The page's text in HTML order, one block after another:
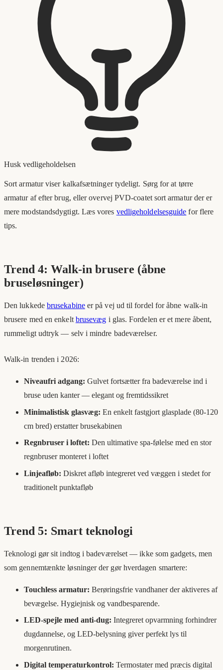
Husk vedligeholdelsen
Sort armatur viser kalkafsætninger tydeligt. Sørg for at tørre
armatur af efter brug, eller overvej PVD-coatet sort armatur der er
mere modstandsdygtigt. Læs vores vedligeholdelsesguide for flere
tips.
Trend 4: Walk-in brusere (åbne
bruseløsninger)
Den lukkede brusekabine er på vej ud til fordel for åbne walk-in
brusere med en enkelt brusevæg i glas. Fordelen er et mere åbent,
rummeligt udtryk — selv i mindre badeværelser.
Walk-in trenden i 2026:
Niveaufri adgang: Gulvet fortsætter fra badeværelse ind i
bruse uden kanter — elegant og fremtidssikret
Minimalistisk glasvæg: En enkelt fastgjort glasplade (80-120
cm bred) erstatter brusekabinen
Regnbruser i loftet: Den ultimative spa-følelse med en stor
regnbruser monteret i loftet
Linjeafløb: Diskret afløb integreret ved væggen i stedet for
traditionelt punktafløb
Trend 5: Smart teknologi
Teknologi gør sit indtog i badeværelset — ikke som gadgets, men
som gennemtænkte løsninger der gør hverdagen smartere:
Touchless armatur: Berøringsfrie vandhaner der aktiveres af
bevægelse. Hygiejnisk og vandbesparende.
LED-spejle med anti-dug: Integreret opvarmning forhindrer
dugdannelse, og LED-belysning giver perfekt lys til
morgenrutinen.
Digital temperaturkontrol: Termostater med præcis digital